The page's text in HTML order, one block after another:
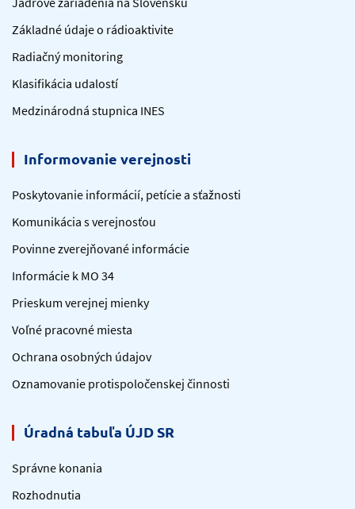
Základné údaje o rádioaktivite
Radiačný monitoring
Klasifikácia udalostí
Medzinárodná stupnica INES
Informovanie verejnosti
Poskytovanie informácií, petície a sťažnosti
Komunikácia s verejnosťou
Povinne zverejňované informácie
Informácie k MO 34
Prieskum verejnej mienky
Voľné pracovné miesta
Ochrana osobných údajov
Oznamovanie protispoločenskej činnosti
Úradná tabuľa ÚJD SR
Správne konania
Rozhodnutia